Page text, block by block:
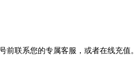
联系您的专属客服，或者在线充值。